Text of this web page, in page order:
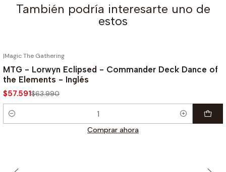
También podría interesarte uno de
estos
-10%
|Magic The Gathering
MTG - Lorwyn Eclipsed - Commander Deck Dance of
the Elements - Inglés
$57.591$63.990
Cantidad
Comprar ahora